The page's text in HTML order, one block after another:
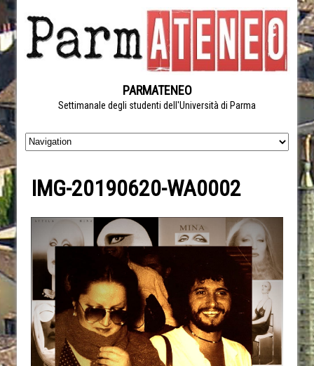
PARMATENEO
Settimanale degli studenti dell'Università di Parma
IMG-20190620-WA0002